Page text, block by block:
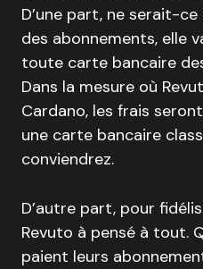
D’une part, ne serait-
des abonnements, elle
toute carte bancaire
Dans la mesure où
Cardano, les frais
une carte bancaire
conviendrez.
D’autre part, pour
Revuto à pensé à tout.
paient leurs